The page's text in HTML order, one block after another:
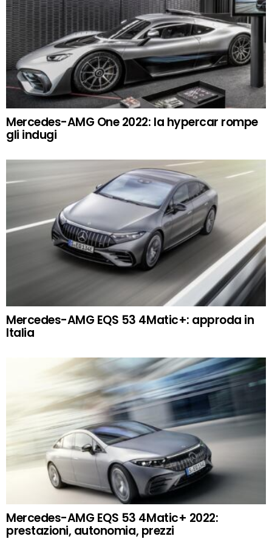
Mercedes-AMG One 2022: la hypercar rompe
gli indugi
Mercedes-AMG EQS 53 4Matic+: approda in
Italia
Mercedes-AMG EQS 53 4Matic+ 2022:
prestazioni, autonomia, prezzi